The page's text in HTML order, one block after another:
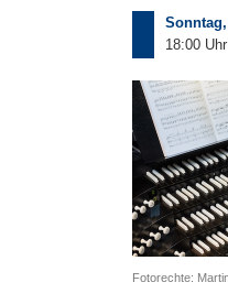
18:00 Uhr
Fotorechte: